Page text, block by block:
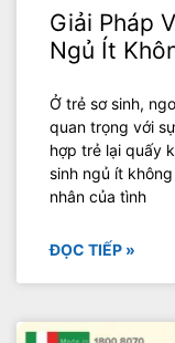
Giải Pháp
Ngủ Ít
Ở trẻ sơ sinh,
quan trọng với
hợp trẻ lại quấy
sinh ngủ ít
nhân của tình
ĐỌC TIẾP »